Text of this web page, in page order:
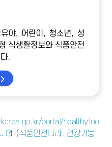
야, 어린이, 청소년, 성
식생활정보와 식품안전
.
portal/healthyfoo
(식품안전나라, 건강기능